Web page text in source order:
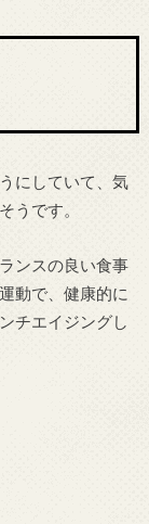
にしていて、気
うです。
ンスの良い食事
動で、健康的に
チエイジングし